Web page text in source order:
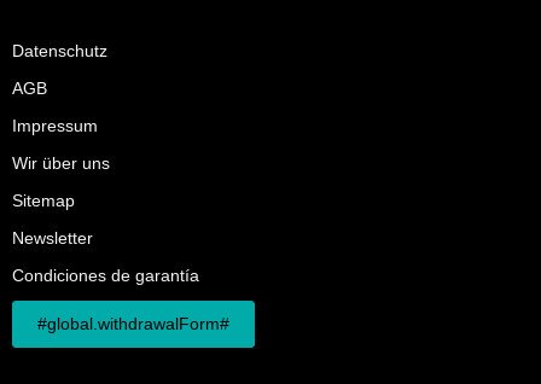
Datenschutz
AGB
Impressum
Wir über uns
Sitemap
Newsletter
Condiciones de garantía
#global.withdrawalForm#